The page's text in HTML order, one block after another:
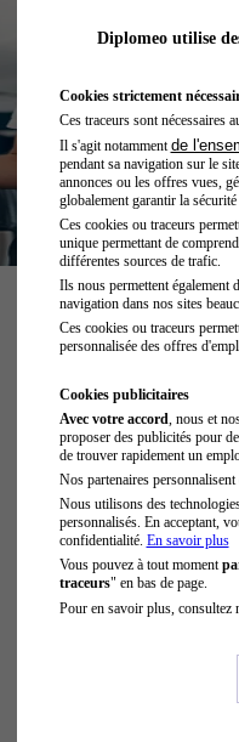
Diplomeo utilise
Cookies strictement
Ces traceurs sont nécessaires
Il s'agit notamment de
pendant sa navigation sur le
annonces ou les offres vues,
globalement garantir la
Ces cookies ou traceurs
unique permettant de
différentes sources de trafic.
Ils nous permettent également
navigation dans nos sites
Ces cookies ou traceurs
personnalisée des offres
Cookies publicitaires
Avec votre accord , nous et
proposer des publicités pour
de trouver rapidement un
Nos partenaires
Nous utilisons des
personnalisés. En acceptant,
confidentialité. En savoir plus
Vous pouvez à tout moment
traceurs" en bas de page.
Pour en savoir plus, consultez